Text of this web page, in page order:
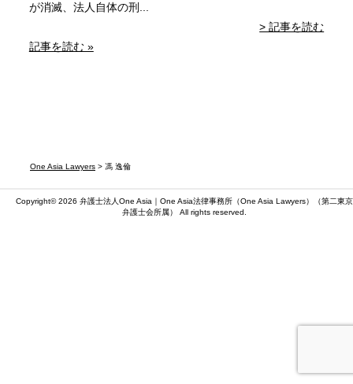
One Asia Lawyers > 馮 逸倫
が消滅、法人自体の刑...
> 記事を読む
記事を読む »
Copyright© 2026 弁護士法人One Asia｜One Asia法律事務所（One Asia Lawyers）（第二東京
弁護士会所属） All rights reserved.